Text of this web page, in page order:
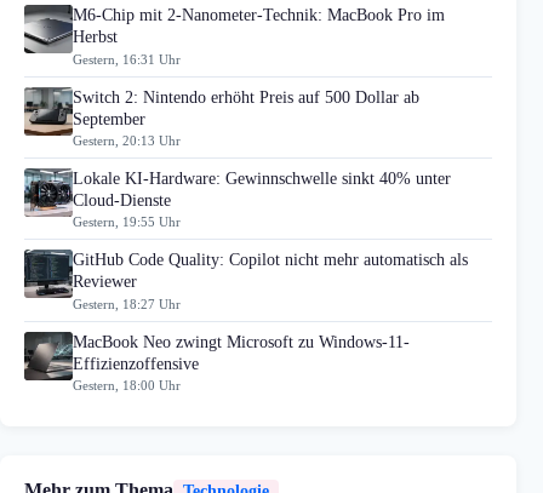
M6-Chip mit 2-Nanometer-Technik: MacBook Pro im
Herbst
Gestern, 16:31 Uhr
Switch 2: Nintendo erhöht Preis auf 500 Dollar ab
September
Gestern, 20:13 Uhr
Lokale KI-Hardware: Gewinnschwelle sinkt 40% unter
Cloud-Dienste
Gestern, 19:55 Uhr
GitHub Code Quality: Copilot nicht mehr automatisch als
Reviewer
Gestern, 18:27 Uhr
MacBook Neo zwingt Microsoft zu Windows-11-
Effizienzoffensive
Gestern, 18:00 Uhr